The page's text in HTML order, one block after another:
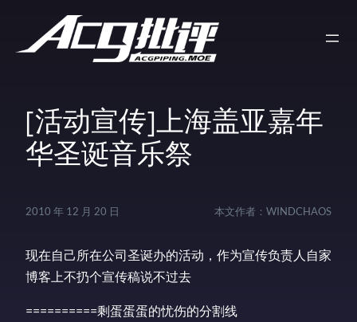
[活动宣传]上海盖亚嘉年
华圣诞音乐祭
2010 年 12 月 20 日 本文作者： WINDCHAOS
现在自己所在公司圣诞办的活动，作为宣传负责人自家
博客上不扔个宣传稿说不过去
==========剩蛋蛋蛋的忧伤的分割线